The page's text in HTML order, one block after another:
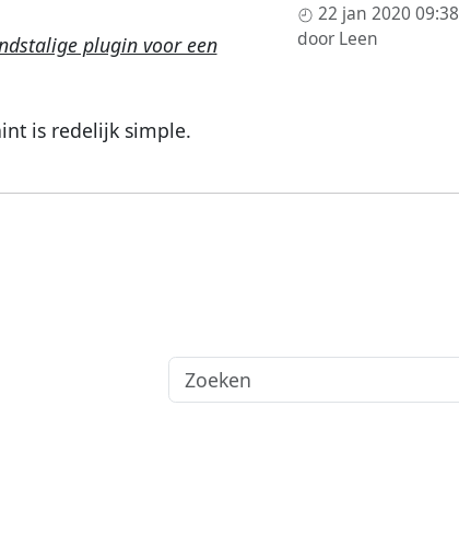
22 jan 2020 09:38
door Leen
plugin voor een
is redelijk simple.